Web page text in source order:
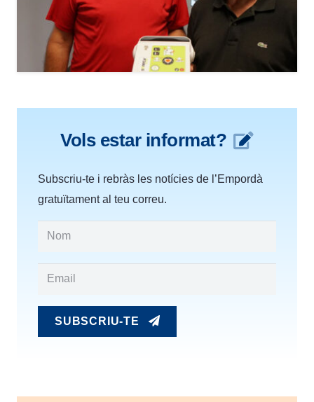
Vols estar informat?
Subscriu-te i rebràs les notícies de l’Empordà
gratuïtament al teu correu.
SUBSCRIU-TE